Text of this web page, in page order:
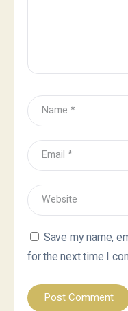
Save my name,
for the next time I